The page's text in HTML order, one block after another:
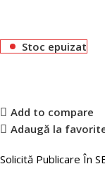
Stoc epuizat
Add to compare
Adaugă la
Solicită Publicare În